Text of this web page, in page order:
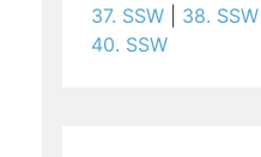
37. SSW
38. SSW
40. SSW